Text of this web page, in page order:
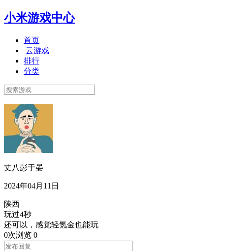
小米游戏中心
首页
云游戏
排行
分类
丈八彭于晏
2024年04月11日
陕西
玩过4秒
还可以，感觉轻氪金也能玩
0次浏览 0